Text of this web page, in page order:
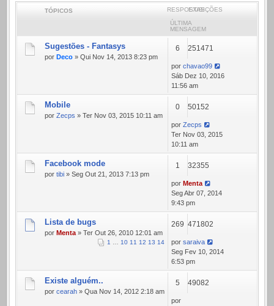
TÓPICOS RESPOSTASEXIBIÇÕES
ÚLTIMA
MENSAGEM
Sugestões - Fantasys
por Deco » Qui Nov 14, 2013 8:23 pm
6 251471
por chavao99
Sáb Dez 10, 2016
11:56 am
Mobile
por Zecps » Ter Nov 03, 2015 10:11 am
0 50152
por Zecps
Ter Nov 03, 2015
10:11 am
Facebook mode
por tibi » Seg Out 21, 2013 7:13 pm
1 32355
por Menta
Seg Abr 07, 2014
9:43 pm
Lista de bugs
por Menta » Ter Out 26, 2010 12:01 am
1 … 10 11 12 13 14
269 471802
por saraiva
Seg Fev 10, 2014
6:53 pm
Existe alguém..
por cearah » Qua Nov 14, 2012 2:18 am
5 49082
por